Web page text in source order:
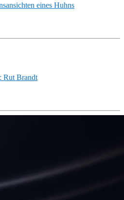
eines Huhns
Rut Brandt